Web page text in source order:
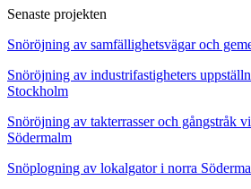
Senaste projekten
Snöröjning av samfällighetsvägar och
Snöröjning av industrifastigheters
Stockholm
Snöröjning av takterrasser och gångstråk
Södermalm
Snöplogning av lokalgator i norra